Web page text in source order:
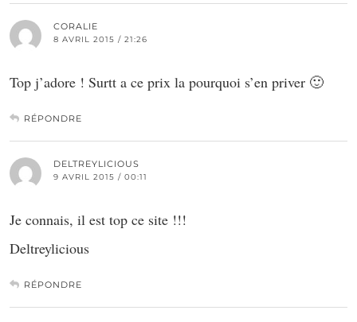
CORALIE
8 AVRIL 2015 / 21:26
Top j’adore ! Surtt a ce prix la pourquoi s’en priver 🙂
RÉPONDRE
DELTREYLICIOUS
9 AVRIL 2015 / 00:11
Je connais, il est top ce site !!!
Deltreylicious
RÉPONDRE